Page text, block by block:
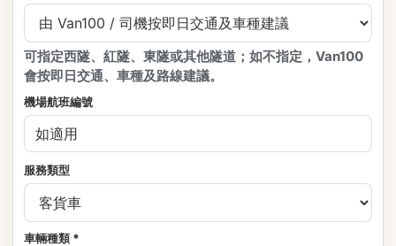
可指定西隧、紅隧、東隧或其他隧道；如不指定，Van100
會按即日交通、車種及路線建議。
機場航班編號
服務類型
車輛種類 *